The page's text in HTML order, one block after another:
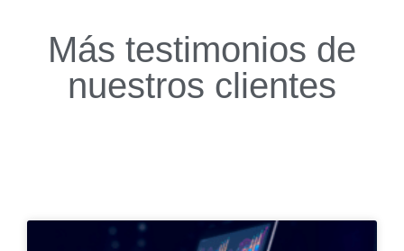
Más testimonios de
nuestros clientes